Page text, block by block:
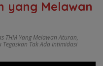
yang Melawan
THM Yang Melawan Aturan,
Tak Ada Intimidasi